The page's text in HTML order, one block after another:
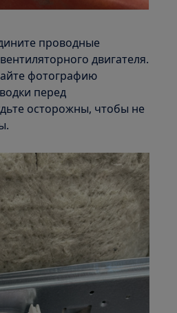
проводные
двигателя.
фотографию
перед
осторожны, чтобы не